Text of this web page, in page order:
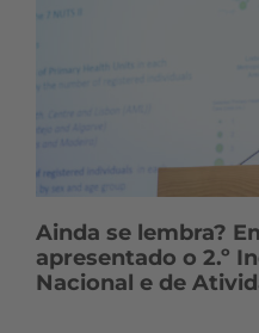
Ainda se lembra?
apresentado o 2.º
Nacional e de